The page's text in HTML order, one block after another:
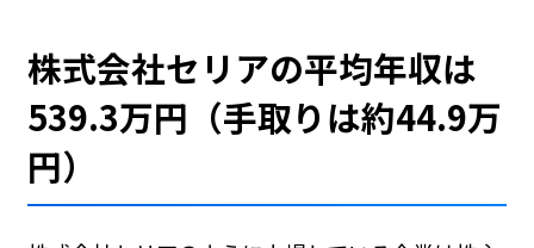
株式会社セリアの平均年収は
539.3万円（手取りは約44.9万
円）